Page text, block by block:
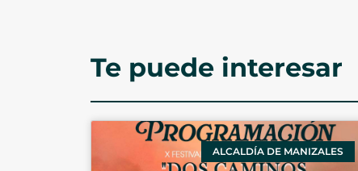
Te puede interesar
ALCALDÍA DE MANIZALES